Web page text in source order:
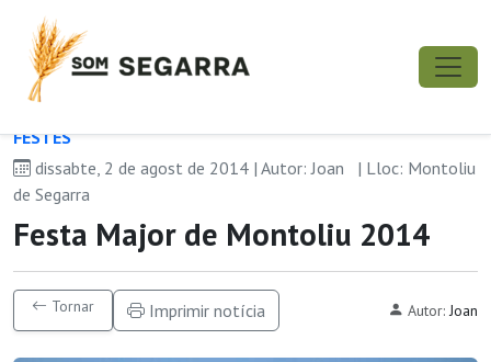
FESTES
dissabte, 2 de agost de 2014 | Autor: Joan
| Lloc: Montoliu
de Segarra
Festa Major de Montoliu 2014
Tornar Imprimir notícia Autor: Joan